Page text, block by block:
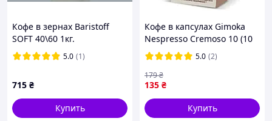
Кофе в зернах Baristoff
SOFT 40\60 1кг.
5.0 (1)
715 ₴
Купить
Кофе в капсулах Gimoka
Nespresso Cremoso 10 (10
шт) Неспрессо Кремосо
Джимока с нотками
сухофруктов
5.0 (2)
135 ₴
179₴
Купить